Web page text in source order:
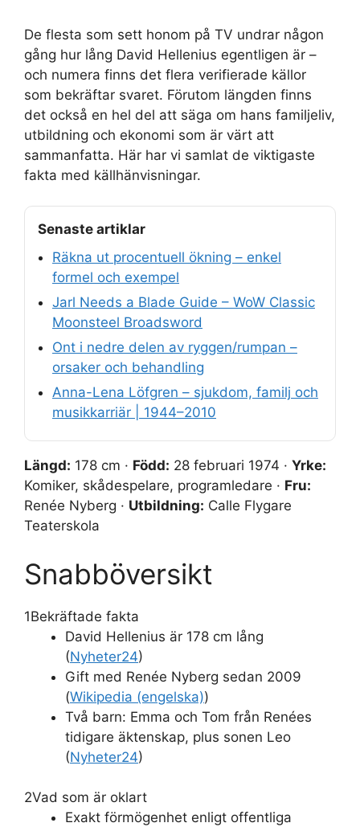
De flesta som sett honom på TV undrar någon
gång hur lång David Hellenius egentligen är –
och numera finns det flera verifierade källor
som bekräftar svaret. Förutom längden finns
det också en hel del att säga om hans familjeliv,
utbildning och ekonomi som är värt att
sammanfatta. Här har vi samlat de viktigaste
fakta med källhänvisningar.
Senaste artiklar
Räkna ut procentuell ökning – enkel
formel och exempel
Jarl Needs a Blade Guide – WoW Classic
Moonsteel Broadsword
Ont i nedre delen av ryggen/rumpan –
orsaker och behandling
Anna-Lena Löfgren – sjukdom, familj och
musikkarriär | 1944–2010
Längd: 178 cm · Född: 28 februari 1974 · Yrke:
Komiker, skådespelare, programledare · Fru:
Renée Nyberg · Utbildning: Calle Flygare
Teaterskola
Snabböversikt
1Bekräftade fakta
David Hellenius är 178 cm lång
(Nyheter24)
Gift med Renée Nyberg sedan 2009
(Wikipedia (engelska))
Två barn: Emma och Tom från Renées
tidigare äktenskap, plus sonen Leo
(Nyheter24)
2Vad som är oklart
Exakt förmögenhet enligt offentliga